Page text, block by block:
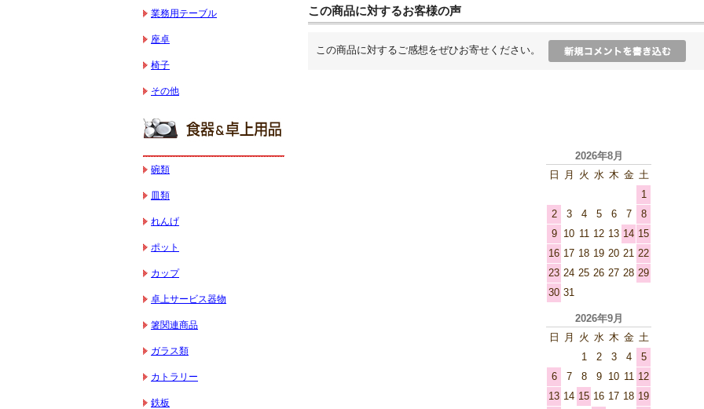
この商品に対するお客様の声
この商品に対するご感想をぜひお寄せください。
業務用テーブル
座卓
椅子
その他
碗類
皿類
れんげ
ポット
カップ
卓上サービス器物
箸関連商品
ガラス類
カトラリー
鉄板
2026年8月
日
月 火 水 木 金 土
1
2
3 4 5 6 7
8
9
10 11 12 13 14 15
16 17 18 19 20 21 22
23 24 25 26 27 28 29
30 31
2026年9月
日
月 火 水 木 金 土
1
2 3 4
5
6
7 8 9 10 11 12
13 14 15 16 17 18 19